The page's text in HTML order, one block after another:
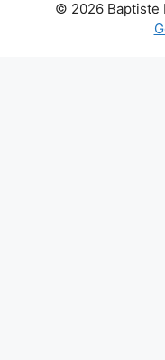
© 2026 Baptiste